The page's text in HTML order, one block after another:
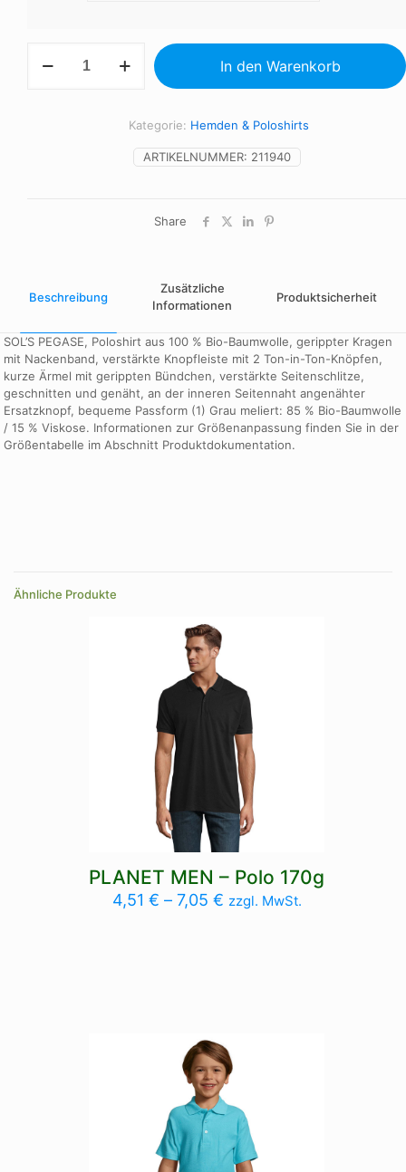
In den Warenkorb
ARTIKELNUMMER: 211940
Kategorie: Hemden & Poloshirts
Share
Beschreibung
Zusätzliche
Informationen
Produktsicherheit
SOL’S PEGASE, Poloshirt aus 100 % Bio-Baumwolle, gerippter Kragen
mit Nackenband, verstärkte Knopfleiste mit 2 Ton-in-Ton-Knöpfen,
kurze Ärmel mit gerippten Bündchen, verstärkte Seitenschlitze,
geschnitten und genäht, an der inneren Seitennaht angenähter
Ersatzknopf, bequeme Passform (1) Grau meliert: 85 % Bio-Baumwolle
/ 15 % Viskose. Informationen zur Größenanpassung finden Sie in der
Größentabelle im Abschnitt Produktdokumentation.
Leuchtrot, royalblau, schwarz, weiß
3XL, 4XL, L, M, S, XL, XS, XXL, XXS
Ähnliche Produkte
PLANET MEN – Polo 170g
4,51 € – 7,05 € zzgl. MwSt.